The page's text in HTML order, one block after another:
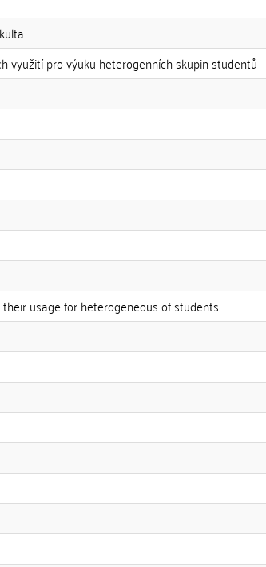
využití pro výuku heterogenních skupin studentů
usage for heterogeneous of students